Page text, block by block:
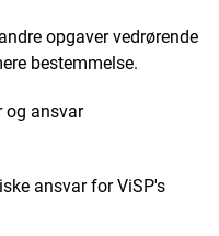
opgaver vedrørende
bestemmelse.
og ansvar
ansvar for ViSP's